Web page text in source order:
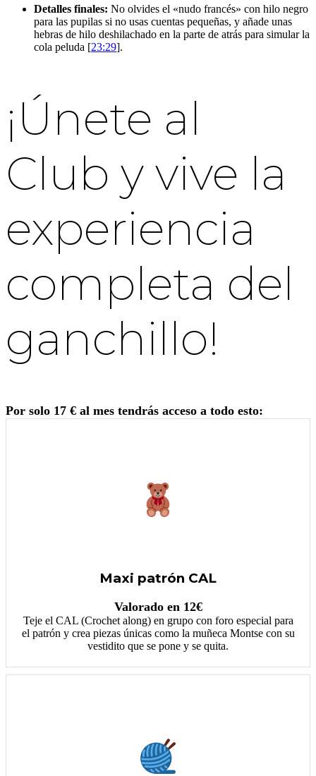
Detalles finales: No olvides el «nudo francés» con hilo negro
para las pupilas si no usas cuentas pequeñas, y añade unas
hebras de hilo deshilachado en la parte de atrás para simular la
cola peluda [23:29].
¡Únete al
Club y vive la
experiencia
completa del
ganchillo!
Por solo 17 € al mes tendrás acceso a todo esto:
Maxi patrón CAL
Valorado en 12€
Teje el CAL (Crochet along) en grupo con foro especial para
el patrón y crea piezas únicas como la muñeca Montse con su
vestidito que se pone y se quita.